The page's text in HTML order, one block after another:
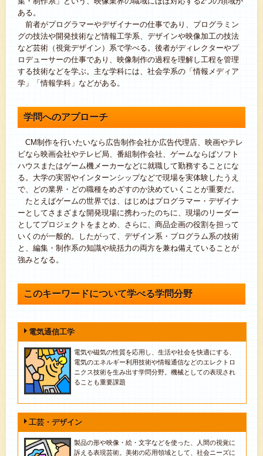
ある。
前者がプログラマーやデザイナーの仕事であり、プログラミン
グの技法や開発技術など情報工学系、デザインや映像加工の技法
など芸術（視覚デザイン）系で学べる。後者がディレクターやプ
ロデューサーの仕事であり、映像制作の過程を理解し工程を管理
する技術などを学ぶ。主な学科には、社会学系の「情報メディア
学」「情報学科」などがある。
学問へのアプローチ
CM制作を行いたいなら広告制作会社か広告代理店、映画やテレ
ビなら映画会社やテレビ局、番組制作会社、ゲームならばソフト
ハウスまたはゲーム機メーカーなどに就職して勤務することにな
る。大学の実習やインターンシップなどで現場を実体験したうえ
で、どの業界・どの職種をめざすのか決めていくことが重要だ。
たとえばゲームの世界では、はじめはプログラマー・デザイナ
ーとしてさまざまな開発現場に携わったのちに、現場のリーダー
としてプロジェクトをまとめ、さらに、商品企画の役割を担って
いくのが一般的。したがって、デザイン系・プログラム系の技術
と、編集・制作系の知識や統括力の両方を兼ね備えていることが
強みとなる。
このキーワードについて学べる学問分野
電気通信工学
電気や磁気の性質を応用し、生活や社会を快適にする、
電気のエネルギー利用技術や情報通信などのエレクトロ
ニクス技術を生み出す学問分野。機械としての表現され
ることも重要課題
工芸・デザイン
製品の形や映像・絵・文字などを使った、人間の視覚に
訴える表現芸術。美術の応用領域として、社会ニーズに